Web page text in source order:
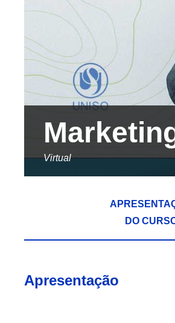
Virtual
DO
Apresentação